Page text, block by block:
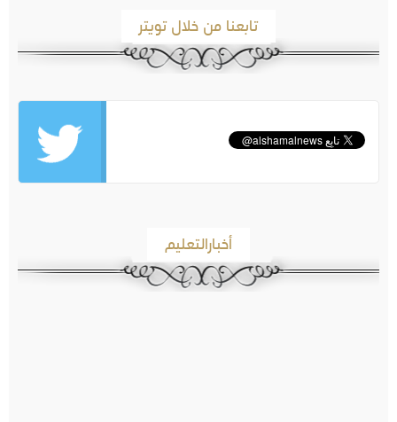
تابعنا من خلال تويتر
أخبارالتعليم